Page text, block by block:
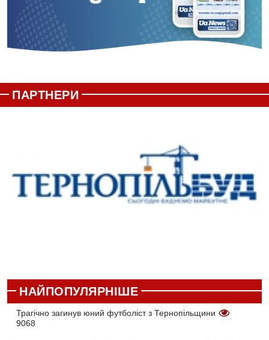
ПАРТНЕРИ
НАЙПОПУЛЯРНІШЕ
Трагічно загинув юний футболіст з Тернопільщини
9068